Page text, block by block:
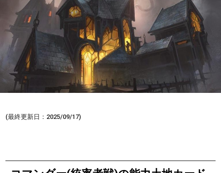
(最終更新日：2025/09/17)